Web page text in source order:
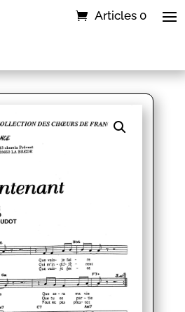
Articles 0